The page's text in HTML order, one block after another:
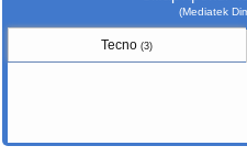
(Mediatek
Tecno(3)